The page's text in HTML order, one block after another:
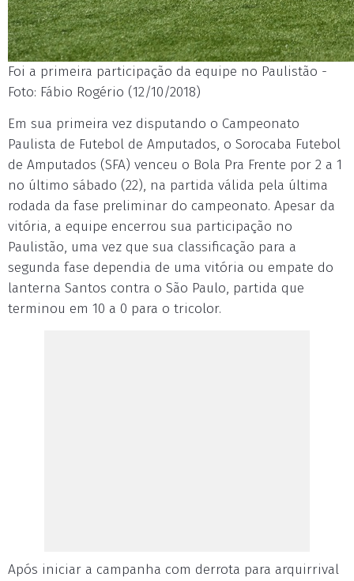
Foi a primeira participação da equipe no Paulistão -
Foto: Fábio Rogério (12/10/2018)
Em sua primeira vez disputando o Campeonato
Paulista de Futebol de Amputados, o Sorocaba Futebol
de Amputados (SFA) venceu o Bola Pra Frente por 2 a 1
no último sábado (22), na partida válida pela última
rodada da fase preliminar do campeonato. Apesar da
vitória, a equipe encerrou sua participação no
Paulistão, uma vez que sua classificação para a
segunda fase dependia de uma vitória ou empate do
lanterna Santos contra o São Paulo, partida que
terminou em 10 a 0 para o tricolor.
Após iniciar a campanha com derrota para arquirrival